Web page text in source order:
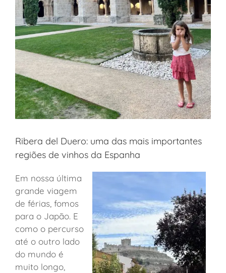
Ribera del Duero: uma das mais importantes
regiões de vinhos da Espanha
Em nossa última
grande viagem
de férias, fomos
para o Japão. E
como o percurso
até o outro lado
do mundo é
muito longo,